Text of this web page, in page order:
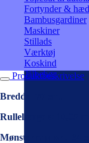
Fortynder &
Bambusgardiner
Maskiner
Stillads
Værktøj
Koskind
Tilbehør
Produktbeskrivelse
Bredde: 70 cm.
Rullelængde: 10,05
Mønsterrapport: 64